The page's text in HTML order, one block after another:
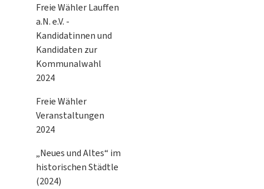
Freie Wähler Lauffen
a.N. e.V. -
Kandidatinnen und
Kandidaten zur
Kommunalwahl
2024
Freie Wähler
Veranstaltungen
2024
„Neues und Altes“ im
historischen Städtle
(2024)